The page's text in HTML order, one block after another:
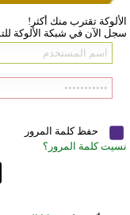
الألوكة تقترب منك أكثر!
سجل الآن في شبكة الألوكة
حفظ كلمة المرور
نسيت كلمة المرور؟